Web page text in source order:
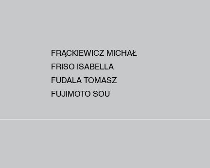
FRĄCKIEWICZ MICHAŁ
FRISO ISABELLA
FUDALA TOMASZ
FUJIMOTO SOU